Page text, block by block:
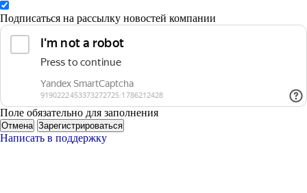
Подписаться на рассылку новостей компании
Поле обязательно для заполнения
Отмена Зарегистрироваться
Написать в поддержку